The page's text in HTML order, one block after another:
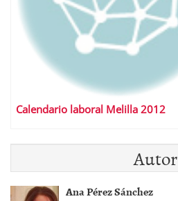
Calendario laboral Melilla 2012
Autor
Ana Pérez Sánchez